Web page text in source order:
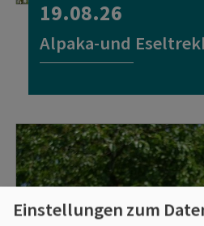
19.08.26
Alpaka-und
Einstellungen zum